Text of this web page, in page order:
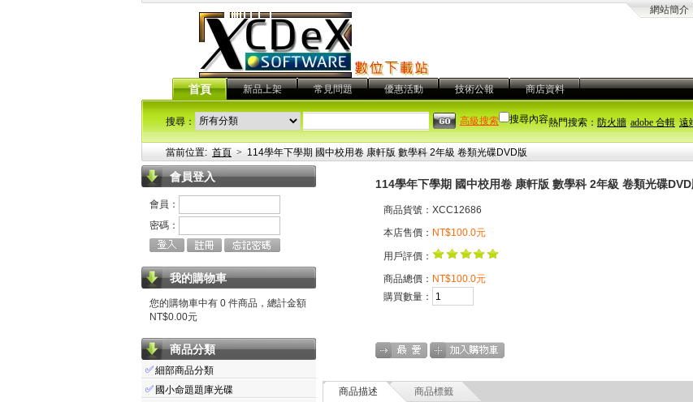
網站簡介
首頁 新品上架 常見問題 優惠活動 技術公報 商店資料
熱門搜索：防火牆 adobe 合輯 遠
搜尋： 搜尋內容
高級搜索
當前位置: 首頁 > 114學年下學期 國中校用卷 康軒版 數學科 2年級 卷類光碟DVD版
會員登入
會員：
密碼：
我的購物車
您的購物車中有 0 件商品，總計金額
NT$0.00元
商品分類
✅細部商品分類
✅ 國小命題題庫光碟
114學年下學期 國中校用卷 康軒版 數學科 2年級 卷類光碟DVD
商品貨號：XCC12686
本店售價： NT$100.0元
用戶評價：
商品總價： NT$100.0元
購買數量：
商品描述 商品標籤